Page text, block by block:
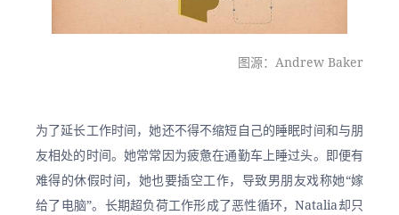
图源：Andrew Baker
为了延长工作时间，她还不得不缩短自己的睡眠时间和与朋
友相处的时间。她常常因为疲惫在通勤车上睡过头。即便有
难得的休假时间，她也要插空工作，导致男朋友戏称她“嫁
给了电脑”。长期超负荷工作形成了恶性循环，Natalia却只